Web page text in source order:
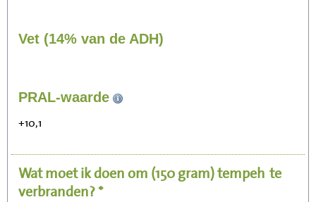
Vet (14% van de ADH)
PRAL-waarde
+10,1
Wat moet ik doen om (150 gram)tempeh te
verbranden? *
Zitten, tv kijken
Wandelen (5 km/uur) 40